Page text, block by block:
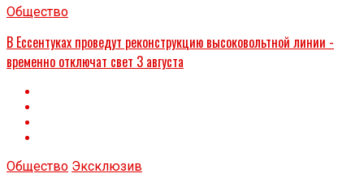
Общество
В Ессентуках проведут реконструкцию высоковольтной линии -
временно отключат свет 3 августа
Общество Эксклюзив